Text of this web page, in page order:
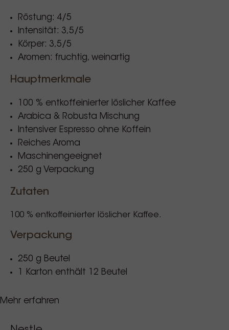
Röstung: 4/5
Intensität: 3,5/5
Körper: 3,5/5
Aromen: fruchtig, weinartig
Hauptmerkmale
100 % entkoffeinierter löslicher Kaffee
Arabica & Robusta Mischung
Intensiver Espresso ohne Koffein
Reiches Aroma
Maschinengeeignet
250 g Verpackung
Zutaten
100 % entkoffeinierter löslicher Kaffee.
Verpackung
250 g Beutel
1 Karton enthält 12 Beutel
Nährwertangaben
Pro 100 g
Mehr erfahren